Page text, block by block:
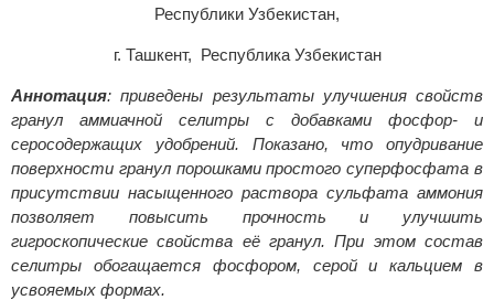
Республики Узбекистан,
г. Ташкент, Республика Узбекистан
Аннотация: приведены результаты улучшения свойств
гранул аммиачной селитры с добавками фосфор- и
серосодержащих удобрений. Показано, что опудривание
поверхности гранул порошками простого суперфосфата в
присутствии насыщенного раствора сульфата аммония
позволяет повысить прочность и улучшить
гигроскопические свойства её гранул. При этом состав
селитры обогащается фосфором, серой и кальцием в
усвояемых формах.